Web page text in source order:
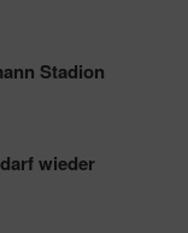
Stadion
wieder